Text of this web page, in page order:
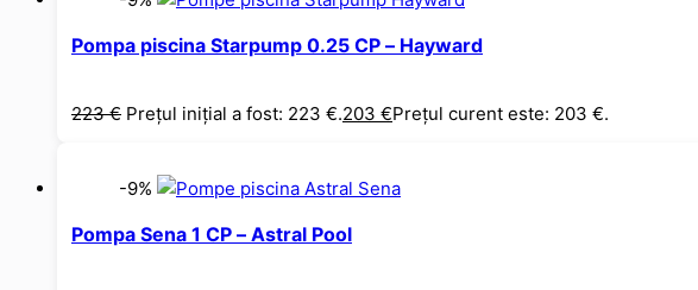
Pompa piscina Starpump 0.25 CP – Hayward
223€ Prețul inițial a fost: 223 €.203 €Prețul curent este: 203 €.
-9%
Pompa Sena 1 CP – Astral Pool